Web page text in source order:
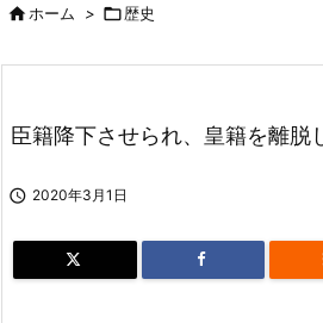
ホーム > 歴史
臣籍降下させられ、皇籍を離脱
 2020年3月1日